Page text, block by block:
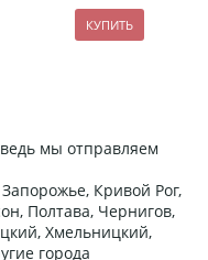
мы отправляем
Кривой Рог,
Полтава, Чернигов,
Хмельницкий,
города